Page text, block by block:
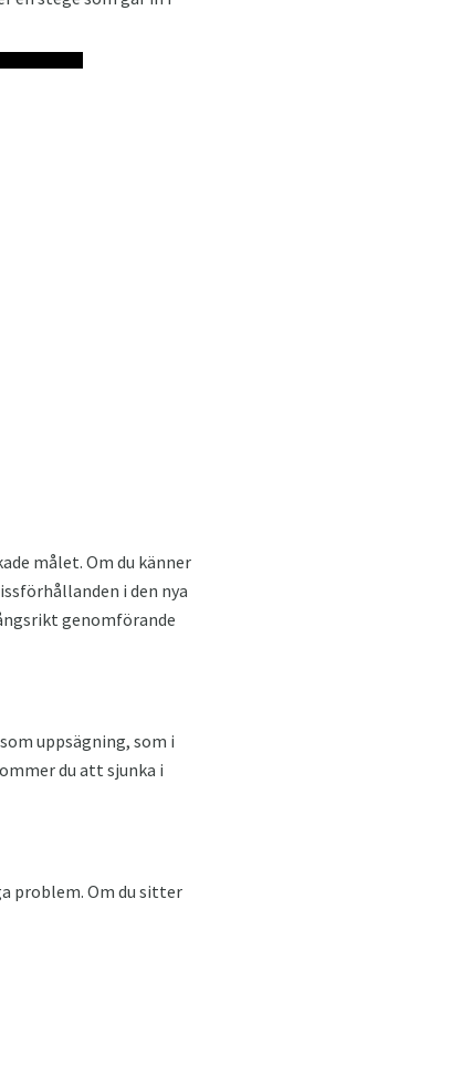
målet. Om du känner
i den nya
genomförande
uppsägning, som i
du att sjunka i
problem. Om du sitter